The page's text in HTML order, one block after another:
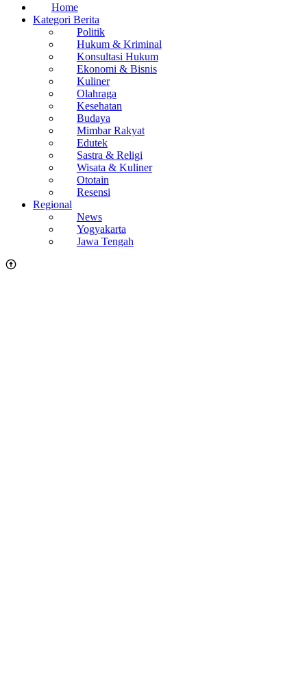
Home
Kategori Berita
Politik
Hukum & Kriminal
Konsultasi Hukum
Ekonomi & Bisnis
Kuliner
Olahraga
Kesehatan
Budaya
Mimbar Rakyat
Edutek
Sastra & Religi
Wisata & Kuliner
Ototain
Resensi
Regional
News
Yogyakarta
Jawa Tengah